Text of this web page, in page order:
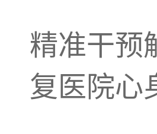
精准干预
复医院心